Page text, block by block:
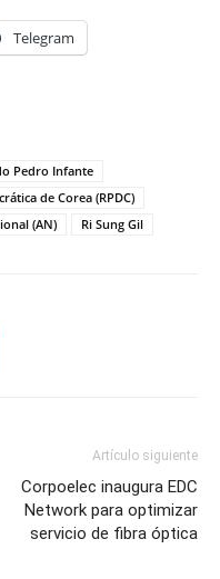
Telegram
Pedro Infante
de Corea (RPDC)
(AN)
Ri Sung Gil
Artículo siguiente
Corpoelec inaugura EDC
Network para optimizar
servicio de fibra óptica